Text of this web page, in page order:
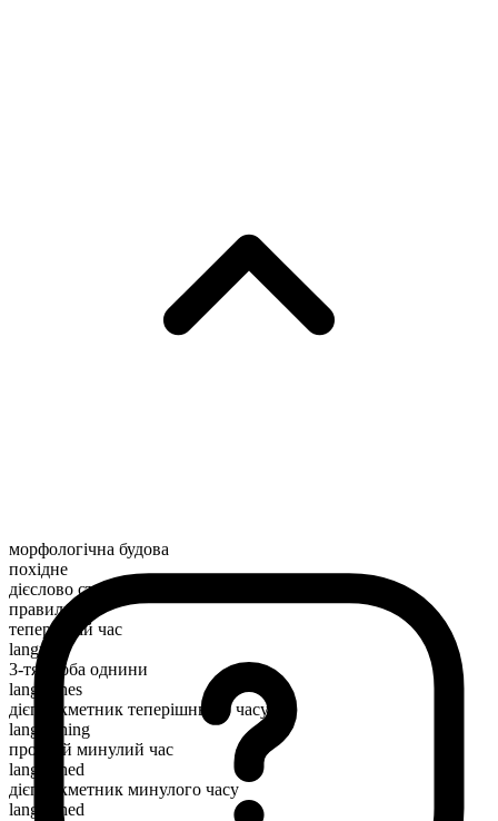
морфологічна будова
похідне
дієслово стану
правильний
теперішній час
languish
3-тя особа однини
languishes
дієприкметник теперішнього часу
languishing
простий минулий час
languished
дієприкметник минулого часу
languished